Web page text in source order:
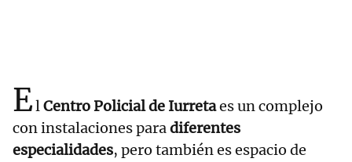
ElCentro Policial de Iurretaes un complejo
con instalaciones paradiferentes
especialidades, pero también es espacio de